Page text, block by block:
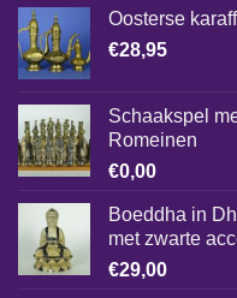
Oosterse
€28,95
Schaakspel
Romeinen
€0,00
Boeddha in
met zwarte
€29,00